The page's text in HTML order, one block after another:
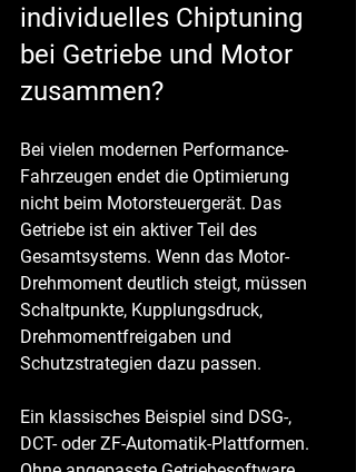
individuelles Chiptuning
bei Getriebe und Motor
zusammen?
Bei vielen modernen Performance-
Fahrzeugen endet die Optimierung
nicht beim Motorsteuergerät. Das
Getriebe ist ein aktiver Teil des
Gesamtsystems. Wenn das Motor-
Drehmoment deutlich steigt, müssen
Schaltpunkte, Kupplungsdruck,
Drehmomentfreigaben und
Schutzstrategien dazu passen.
Ein klassisches Beispiel sind DSG-,
DCT- oder ZF-Automatik-Plattformen.